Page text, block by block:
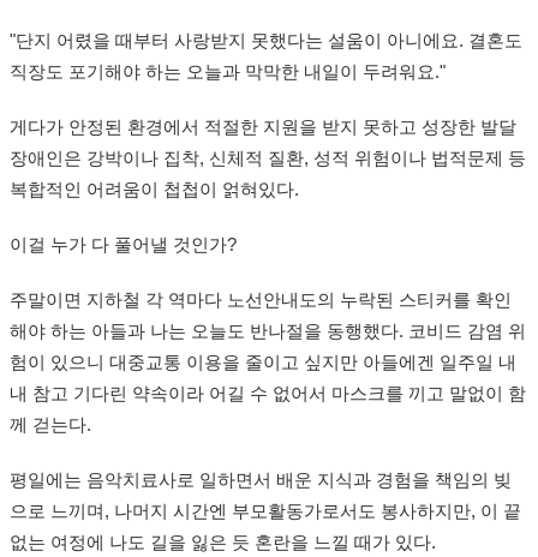
"단지 어렸을 때부터 사랑받지 못했다는 설움이 아니에요. 결혼도
직장도 포기해야 하는 오늘과 막막한 내일이 두려워요."
게다가 안정된 환경에서 적절한 지원을 받지 못하고 성장한 발달
장애인은 강박이나 집착, 신체적 질환, 성적 위험이나 법적문제 등
복합적인 어려움이 첩첩이 얽혀있다.
이걸 누가 다 풀어낼 것인가?
주말이면 지하철 각 역마다 노선안내도의 누락된 스티커를 확인
해야 하는 아들과 나는 오늘도 반나절을 동행했다. 코비드 감염 위
험이 있으니 대중교통 이용을 줄이고 싶지만 아들에겐 일주일 내
내 참고 기다린 약속이라 어길 수 없어서 마스크를 끼고 말없이 함
께 걷는다.
평일에는 음악치료사로 일하면서 배운 지식과 경험을 책임의 빚
으로 느끼며, 나머지 시간엔 부모활동가로서도 봉사하지만, 이 끝
없는 여정에 나도 길을 잃은 듯 혼란을 느낄 때가 있다.